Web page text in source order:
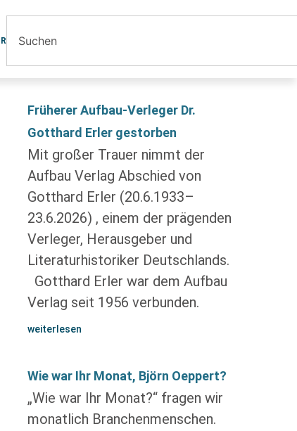
Früherer Aufbau-Verleger Dr.
Gotthard Erler gestorben
Mit großer Trauer nimmt der
Aufbau Verlag Abschied von
Gotthard Erler (20.6.1933–
23.6.2026) , einem der prägenden
Verleger, Herausgeber und
Literaturhistoriker Deutschlands.
Gotthard Erler war dem Aufbau
Verlag seit 1956 verbunden.
weiterlesen
Wie war Ihr Monat, Björn Oeppert?
„Wie war Ihr Monat?“ fragen wir
monatlich Branchenmenschen.